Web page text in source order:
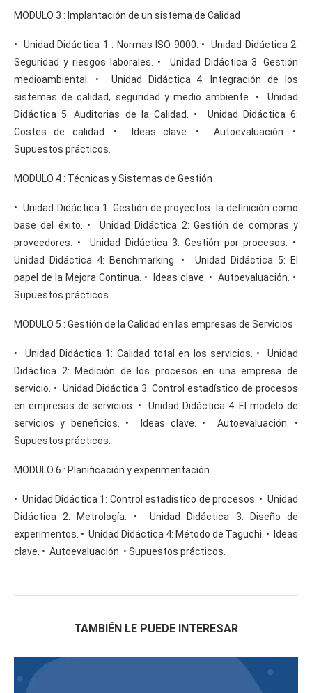
MODULO 3 : Implantación de un sistema de Calidad
• Unidad Didáctica 1 : Normas ISO 9000. • Unidad Didáctica 2:
Seguridad y riesgos laborales. • Unidad Didáctica 3: Gestión
medioambiental. • Unidad Didáctica 4: Integración de los
sistemas de calidad, seguridad y medio ambiente. • Unidad
Didáctica 5: Auditorias de la Calidad. • Unidad Didáctica 6:
Costes de calidad. • Ideas clave. • Autoevaluación. •
Supuestos prácticos.
MODULO 4 : Técnicas y Sistemas de Gestión
• Unidad Didáctica 1: Gestión de proyectos: la definición como
base del éxito. • Unidad Didáctica 2: Gestión de compras y
proveedores. • Unidad Didáctica 3: Gestión por procesos. •
Unidad Didáctica 4: Benchmarking. • Unidad Didáctica 5: El
papel de la Mejora Continua. • Ideas clave. • Autoevaluación. •
Supuestos prácticos.
MODULO 5 : Gestión de la Calidad en las empresas de Servicios
• Unidad Didáctica 1: Calidad total en los servicios. • Unidad
Didáctica 2: Medición de los procesos en una empresa de
servicio. • Unidad Didáctica 3: Control estadístico de procesos
en empresas de servicios. • Unidad Didáctica 4: El modelo de
servicios y beneficios. • Ideas clave. • Autoevaluación. •
Supuestos prácticos.
MODULO 6 : Planificación y experimentación
• Unidad Didáctica 1: Control estadístico de procesos. • Unidad
Didáctica 2: Metrología. • Unidad Didáctica 3: Diseño de
experimentos. • Unidad Didáctica 4: Método de Taguchi. • Ideas
clave. • Autoevaluación. • Supuestos prácticos.
TAMBIÉN LE PUEDE INTERESAR